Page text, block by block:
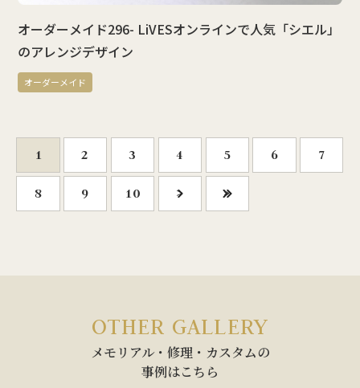
オーダーメイド296- LiVESオンラインで人気「シエル」
のアレンジデザイン
オーダーメイド
1 2 3 4 5 6 7
8 9 10 > »
OTHER GALLERY
メモリアル・修理・カスタムの
事例はこちら